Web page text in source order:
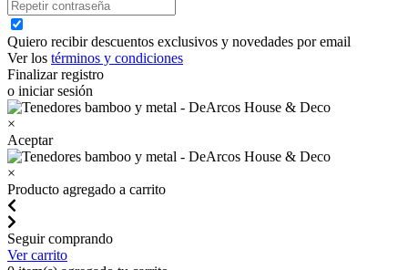
Quiero recibir descuentos exclusivos y novedades por email
Ver los términos y condiciones
Finalizar registro
o iniciar sesión
×
Aceptar
×
Producto agregado a carrito
Seguir comprando
Ver carrito